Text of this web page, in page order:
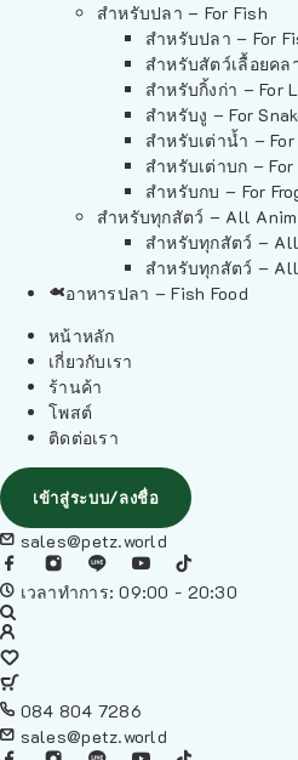
สำหรับปลา – For Fish
สำหรับปลา – For
สำหรับสัตว์เลื้อยค
สำหรับกิ้งก่า – For
สำหรับงู – For
สำหรับเต่าน้ำ –
สำหรับเต่าบก –
สำหรับกบ – For
สำหรับทุกสัตว์ – All
สำหรับทุกสัตว์ –
สำหรับทุกสัตว์ –
อาหารปลา – Fish Food
หน้าหลัก
เกี่ยวกับเรา
ร้านค้า
โพสต์
ติดต่อเรา
เข้าสู่ระบบ/ลงชื่อ
sales@petz.world
เวลาทำการ: 09:00 - 20:30
084 804 7286
sales@petz.world